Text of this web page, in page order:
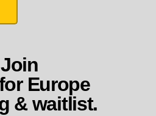
Join
Europe
& waitlist.